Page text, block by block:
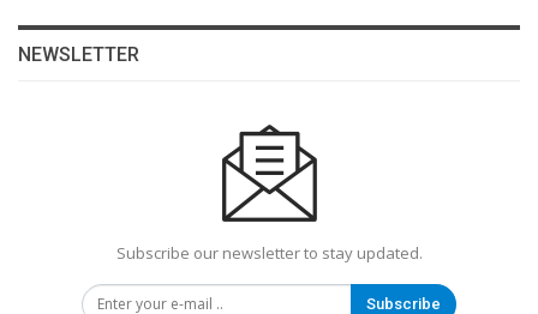
NEWSLETTER
Subscribe our newsletter to stay updated.
Subscribe